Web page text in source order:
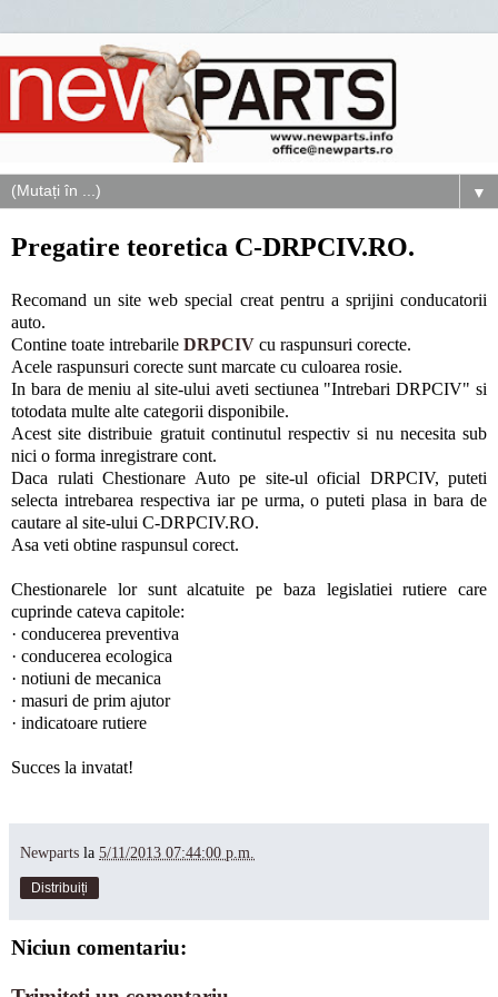
▼
Pregatire teoretica C-DRPCIV.RO.
Recomand un site web special creat pentru a sprijini conducatorii
auto.
Contine toate intrebarile DRPCIV cu raspunsuri corecte.
Acele raspunsuri corecte sunt marcate cu culoarea rosie.
In bara de meniu al site-ului aveti sectiunea "Intrebari DRPCIV" si
totodata multe alte categorii disponibile.
Acest site distribuie gratuit continutul respectiv si nu necesita sub
nici o forma inregistrare cont.
Daca rulati Chestionare Auto pe site-ul oficial DRPCIV, puteti
selecta intrebarea respectiva iar pe urma, o puteti plasa in bara de
cautare al site-ului C-DRPCIV.RO.
Asa veti obtine raspunsul corect.
Chestionarele lor sunt alcatuite pe baza legislatiei rutiere care
cuprinde cateva capitole:
· conducerea preventiva
· conducerea ecologica
· notiuni de mecanica
· masuri de prim ajutor
· indicatoare rutiere
Succes la invatat!
Newparts la 5/11/2013 07:44:00 p.m.
Distribuiți
Niciun comentariu: